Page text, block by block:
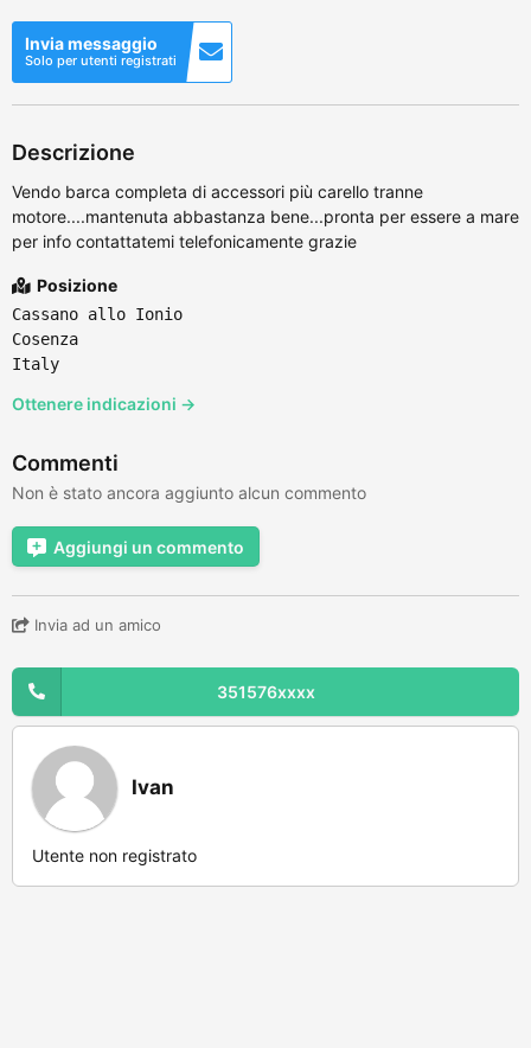
Invia messaggio
Solo per utenti registrati
Descrizione
Vendo barca completa di accessori più carello tranne
motore....mantenuta abbastanza bene...pronta per essere a mare
per info contattatemi telefonicamente grazie
Posizione
Cassano allo Ionio
Cosenza
Italy
Ottenere indicazioni →
Commenti
Non è stato ancora aggiunto alcun commento
Aggiungi un commento
Invia ad un amico
351576xxxx
Ivan
Utente non registrato